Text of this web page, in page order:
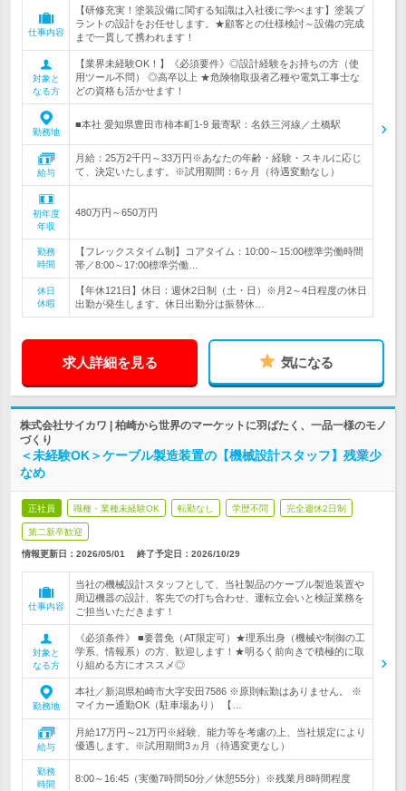
仕事内容
【研修充実！塗装設備に関する知識は入社後に学べます】塗装プ
ラントの設計をお任せします。★顧客との仕様検討～設備の完成
まで一貫して携われます！
対象と
なる方
【業界未経験OK！】《必須要件》◎設計経験をお持ちの方（使
用ツール不問） ◎高卒以上 ★危険物取扱者乙種や電気工事士な
どの資格も活かせます！
勤務地
■本社 愛知県豊田市柿本町1-9 最寄駅：名鉄三河線／土橋駅
給与
月給：25万2千円～33万円※あなたの年齢・経験・スキルに応じ
て、決定いたします。※試用期間：6ヶ月（待遇変動なし）
初年度
年収
480万円～650万円
勤務
時間
【フレックスタイム制】コアタイム：10:00～15:00標準労働時間
帯／8:00～17:00標準労働…
休日
休暇
【年休121日】休日：週休2日制（土・日）※月2～4日程度の休日
出勤が発生します。休日出勤分は振替休…
求人詳細を見る 気になる
株式会社サイカワ | 柏崎から世界のマーケットに羽ばたく、一品一様のモノ
づくり
＜未経験OK＞ケーブル製造装置の【機械設計スタッフ】残業少
なめ
正社員 職種・業種未経験OK 転勤なし 学歴不問 完全週休2日制
第二新卒歓迎
情報更新日：2026/05/01 終了予定日： 2026/10/29
仕事内容
当社の機械設計スタッフとして、当社製品のケーブル製造装置や
周辺機器の設計、客先での打ち合わせ、運転立会いと検証業務を
ご担当いただきます！
対象と
なる方
《必須条件》 ■要普免（AT限定可）★理系出身（機械や制御の工
学系、情報系）の方、歓迎します！★明るく前向きで積極的に取
り組める方にオススメ◎
勤務地
本社／新潟県柏崎市大字安田7586 ※原則転勤はありません。 ※
マイカー通勤OK（駐車場あり） 【…
給与
月給17万円～21万円※経験、能力等を考慮の上、当社規定により
優遇します。※試用期間3ヵ月（待遇変更なし）
勤務
時間
8:00～16:45（実働7時間50分／休憩55分）※残業月8時間程度